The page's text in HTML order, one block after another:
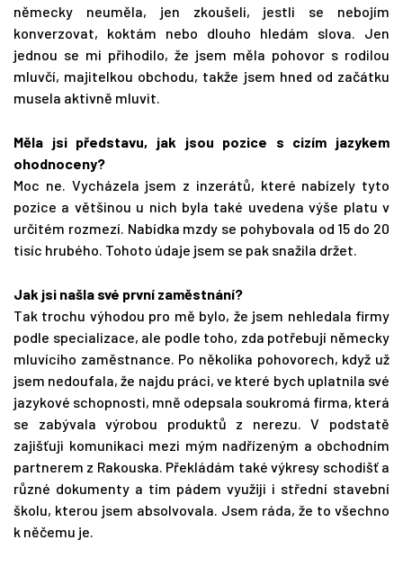
německy neuměla, jen zkoušeli, jestli se nebojím
konverzovat, koktám nebo dlouho hledám slova. Jen
jednou se mi přihodilo, že jsem měla pohovor s rodilou
mluvčí, majitelkou obchodu, takže jsem hned od začátku
musela aktivně mluvit.
Měla jsi představu, jak jsou pozice s cizím jazykem
ohodnoceny?
Moc ne. Vycházela jsem z inzerátů, které nabízely tyto
pozice a většinou u nich byla také uvedena výše platu v
určitém rozmezí. Nabídka mzdy se pohybovala od 15 do 20
tisíc hrubého. Tohoto údaje jsem se pak snažila držet.
Jak jsi našla své první zaměstnání?
Tak trochu výhodou pro mě bylo, že jsem nehledala firmy
podle specializace, ale podle toho, zda potřebují německy
mluvícího zaměstnance. Po několika pohovorech, když už
jsem nedoufala, že najdu práci, ve které bych uplatnila své
jazykové schopnosti, mně odepsala soukromá firma, která
se zabývala výrobou produktů z nerezu. V podstatě
zajišťuji komunikaci mezi mým nadřízeným a obchodním
partnerem z Rakouska. Překládám také výkresy schodišť a
různé dokumenty a tím pádem využiji i střední stavební
školu, kterou jsem absolvovala. Jsem ráda, že to všechno
k něčemu je.